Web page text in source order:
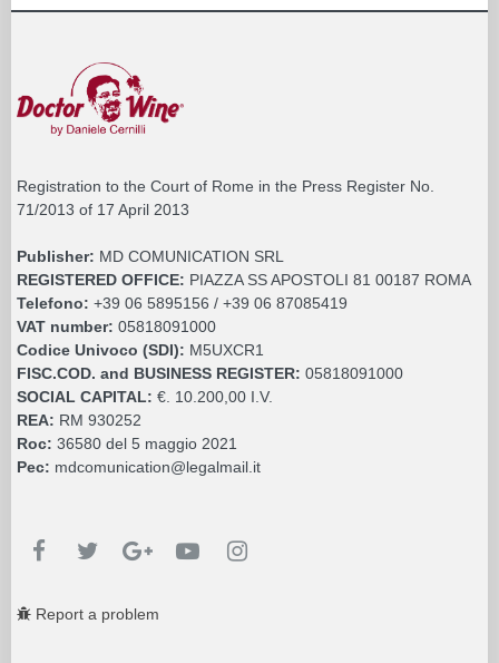
Registration to the Court of Rome in the Press Register No.
71/2013 of 17 April 2013
Publisher: MD COMUNICATION SRL
REGISTERED OFFICE: PIAZZA SS APOSTOLI 81 00187 ROMA
Telefono: +39 06 5895156 / +39 06 87085419
VAT number: 05818091000
Codice Univoco (SDI): M5UXCR1
FISC.COD. and BUSINESS REGISTER: 05818091000
SOCIAL CAPITAL: €. 10.200,00 I.V.
REA: RM 930252
Roc: 36580 del 5 maggio 2021
Pec: mdcomunication@legalmail.it
Report a problem